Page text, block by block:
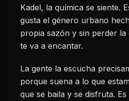
Kadel, la química se siente.
gusta el género urbano
propia sazón y sin perder la
te va a encantar.
La gente la escucha
porque suena a lo que
que se baila y se disfruta.